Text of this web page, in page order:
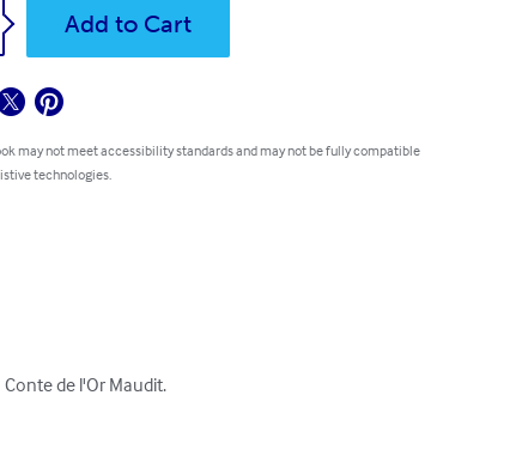
Add to Cart
may not meet accessibility standards and may not be fully compatible
technologies.
de l'Or Maudit.